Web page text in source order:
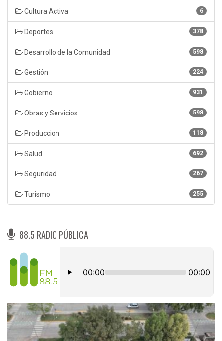
6
Cultura Activa
378
Deportes
598
Desarrollo de la Comunidad
224
Gestión
931
Gobierno
598
Obras y Servicios
118
Produccion
692
Salud
267
Seguridad
255
Turismo
88.5 RADIO PÚBLICA